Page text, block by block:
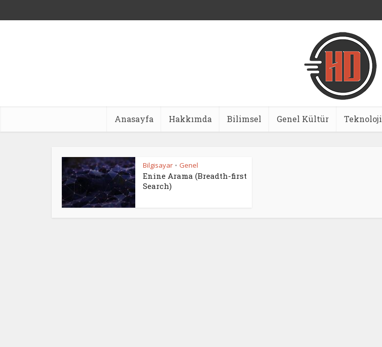
Anasayfa Hakkımda Bilimsel Genel Kültür Teknoloji
Bilgisayar • Genel
Enine Arama (Breadth-first
Search)